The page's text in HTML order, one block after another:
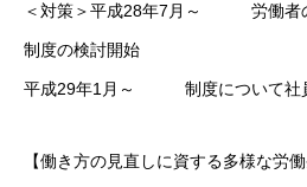
＜対策＞平成28年7月～ 労働者の
制度の検討開始
平成29年1月～ 制度について社
【働き方の見直しに資する多様な労働